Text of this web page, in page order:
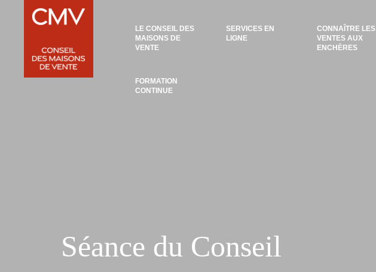
LE CONSEIL DES
MAISONS DE
VENTE
SERVICES EN
LIGNE
CONNAÎTRE LES
VENTES AUX
ENCHÈRES
FORMATION
CONTINUE
Séance du Conseil